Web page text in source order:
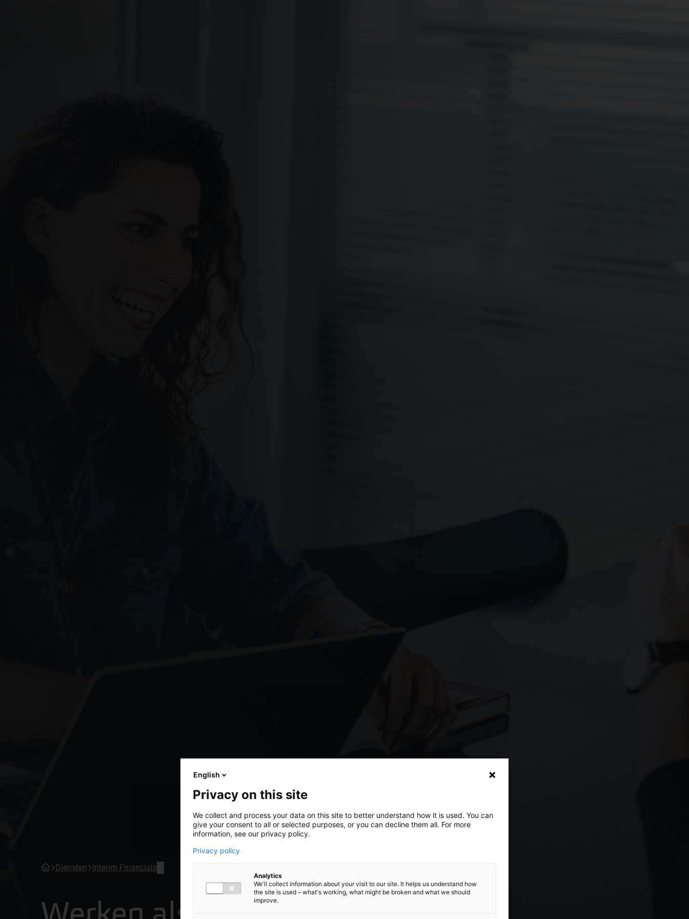
Diensten Interim Financials
English
Privacy on this site
We collect and process your data on this site to better understand how it is used. You can
give your consent to all or selected purposes, or you can decline them all. For more
information, see our privacy policy.
Privacy policy
Analytics
We'll collect information about your visit to our site. It helps us understand how
the site is used – what's working, what might be broken and what we should
improve.